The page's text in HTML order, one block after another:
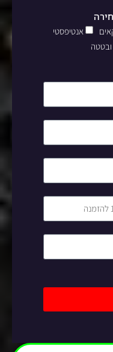
אנטיפסטי